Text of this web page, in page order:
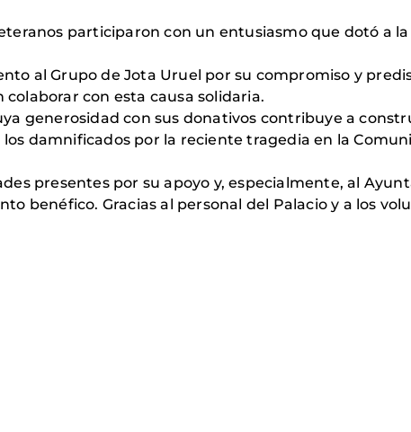
participaron con un entusiasmo que dotó a
al Grupo de Jota Uruel por su compromiso y
con esta causa solidaria.
generosidad con sus donativos contribuye a
damnificados por la reciente tragedia en la
presentes por su apoyo y, especialmente, al
benéfico. Gracias al personal del Palacio y a los